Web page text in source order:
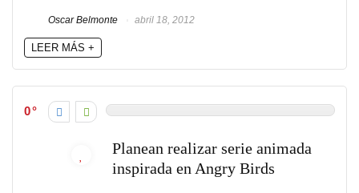
Oscar Belmonte abril 18, 2012
LEER MÁS +
0
Planean realizar serie animada
inspirada en Angry Birds